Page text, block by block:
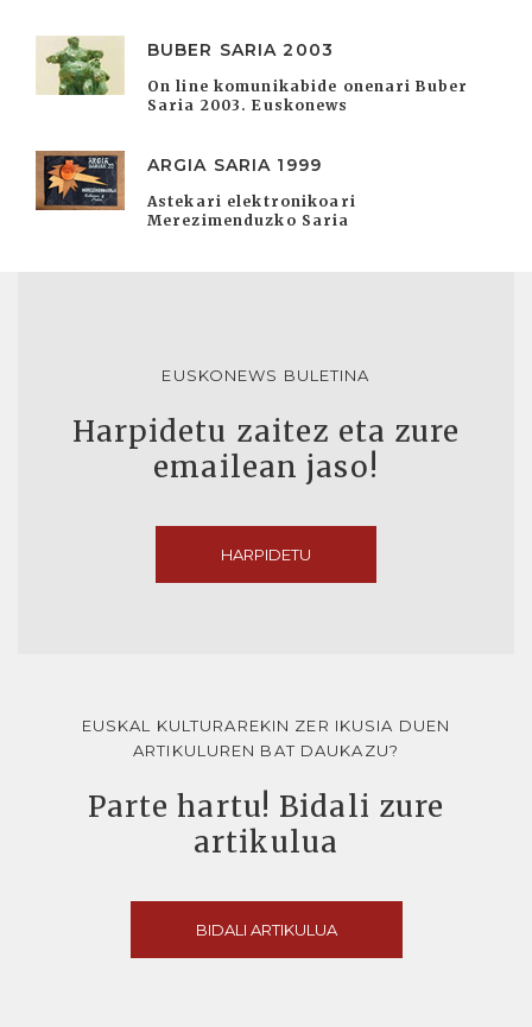
BUBER SARIA 2003
On line komunikabide onenari Buber
Saria 2003. Euskonews
ARGIA SARIA 1999
Astekari elektronikoari
Merezimenduzko Saria
EUSKONEWS BULETINA
Harpidetu zaitez eta zure
emailean jaso!
HARPIDETU
EUSKAL KULTURAREKIN ZER IKUSIA DUEN
ARTIKULUREN BAT DAUKAZU?
Parte hartu! Bidali zure
artikulua
BIDALI ARTIKULUA